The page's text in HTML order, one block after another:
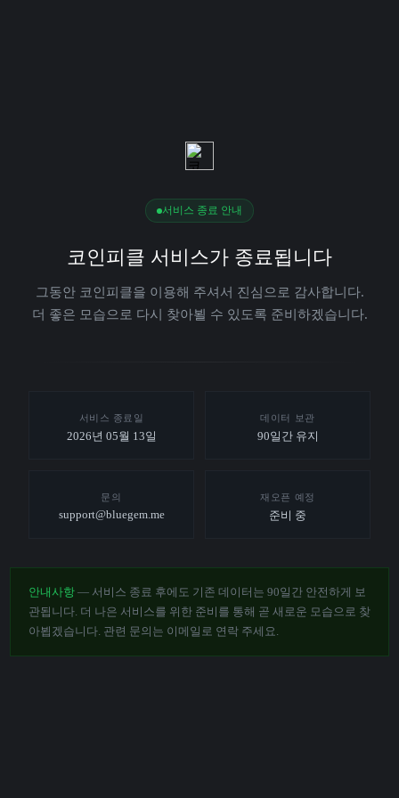
서비스 종료 안내
코인피클 서비스가 종료됩니다
그동안 코인피클을 이용해 주셔서 진심으로 감사합니다.
더 좋은 모습으로 다시 찾아뵐 수 있도록 준비하겠습니다.
서비스 종료일
2026년 05월 13일
데이터 보관
90일간 유지
문의
support@bluegem.me
재오픈 예정
준비 중
안내사항 — 서비스 종료 후에도 기존 데이터는 90일간 안전하게 보
관됩니다. 더 나은 서비스를 위한 준비를 통해 곧 새로운 모습으로 찾
아뵙겠습니다. 관련 문의는 이메일로 연락 주세요.